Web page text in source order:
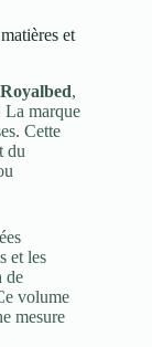
et
Royalbed,
La marque
Cette
du
et les
de
volume
mesure